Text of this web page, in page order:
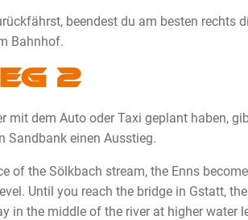
beendest du am besten rechts
Bahnhof.
2
mit dem Auto oder Taxi geplant haben,
Sandbank einen Ausstieg.
of the Sölkbach stream, the Enns
Until you reach the bridge in Gstatt,
in the middle of the river at higher